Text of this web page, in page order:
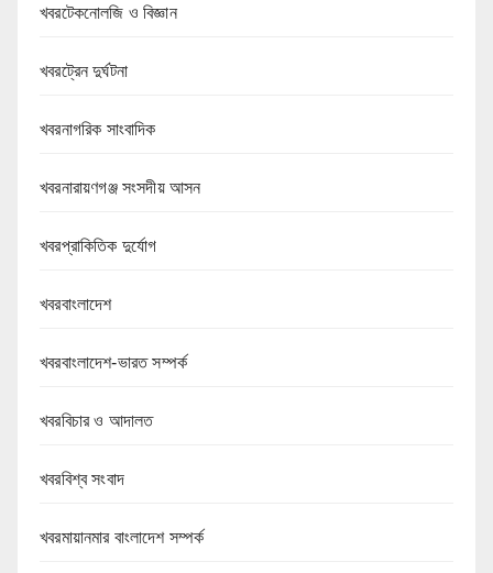
খবরটেকনোলজি ও বিজ্ঞান
খবরট্রেন দুর্ঘটনা
খবরনাগরিক সাংবাদিক
খবরনারায়ণগঞ্জ সংসদীয় আসন
খবরপ্রাকিতিক দুর্যোগ
খবরবাংলাদেশ
খবরবাংলাদেশ-ভারত সম্পর্ক
খবরবিচার ও আদালত
খবরবিশ্ব সংবাদ
খবরমায়ানমার বাংলাদেশ সম্পর্ক